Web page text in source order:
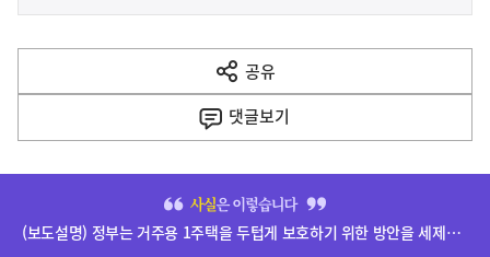
전
다
음
사
공유
열
기
댓글보기
(보도설명) 정부는 거주용 1주택을 두텁게 보호하기 위한 방안을 세제개편안에 담았습니다.